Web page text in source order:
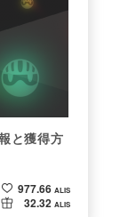
と獲得方
977.66 ALIS
32.32 ALIS